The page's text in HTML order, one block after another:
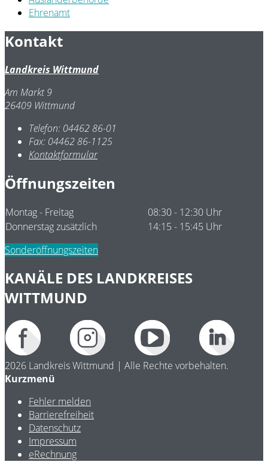
Ehrenamt
Kontakt
Landkreis Wittmund
Am Markt 9
26409 Wittmund
Telefon: 04462 86-01
Fax: 04462 86-1125
Kontaktformular
Öffnungszeiten
Montag - Freitag
08:30 - 12:30 Uhr
Donnerstag zusätzlich
14:15 - 15:45 Uhr
Sonderöffnungszeiten
KANÄLE DES LANDKREISES
WITTMUND
2026 Landkreis Wittmund | Alle Rechte vorbehalten.
Kurzmenü
Fehler melden
Barrierefreiheit
Datenschutz
Impressum
eRechnung